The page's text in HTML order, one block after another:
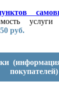
руб.
покупателей)